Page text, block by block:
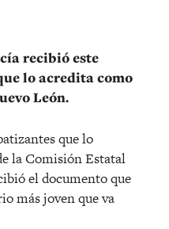
recibió este
lo acredita como
León.
que lo
la Comisión Estatal
el documento que
más joven que va